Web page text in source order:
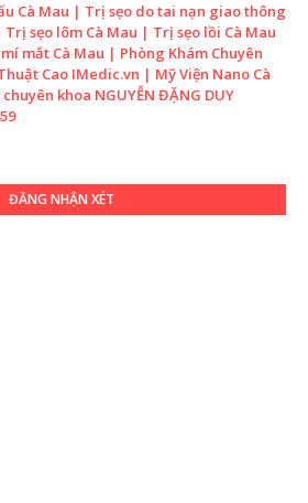
Cà Mau | Trị sẹo do tai nạn giao thông
Trị sẹo lõm Cà Mau | Trị sẹo lồi Cà Mau
mắt Cà Mau | Phòng Khám Chuyên
Cao IMedic.vn | Mỹ Viện Nano Cà
khoa NGUYỄN ĐẶNG DUY
ĐĂNG NHẬN XÉT